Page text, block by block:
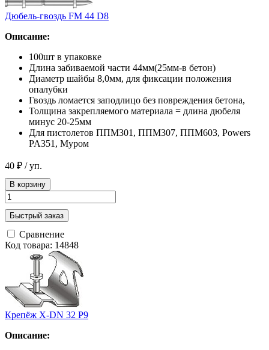
Дюбель-гвоздь FM 44 D8
Описание:
100шт в упаковке
Длина забиваемой части 44мм(25мм-в бетон)
Диаметр шайбы 8,0мм, для фиксации положения
опалубки
Гвоздь ломается заподлицо без повреждения бетона,
Толщина закрепляемого материала = длина дюбеля
минус 20-25мм
Для пистолетов ППМ301, ППМ307, ППМ603, Powers
PA351, Муром
40 ₽ / уп.
В корзину
Быстрый заказ
Сравнение
Код товара: 14848
Крепёж Х-DN 32 Р9
Описание: